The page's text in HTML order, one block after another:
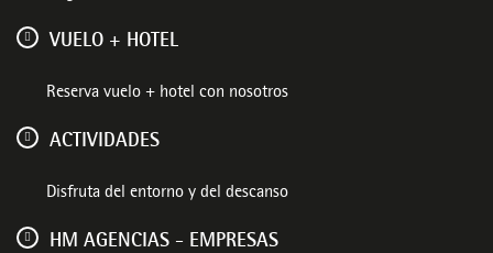
VUELO + HOTEL
Reserva vuelo + hotel con nosotros
ACTIVIDADES
Disfruta del entorno y del descanso
HM AGENCIAS - EMPRESAS